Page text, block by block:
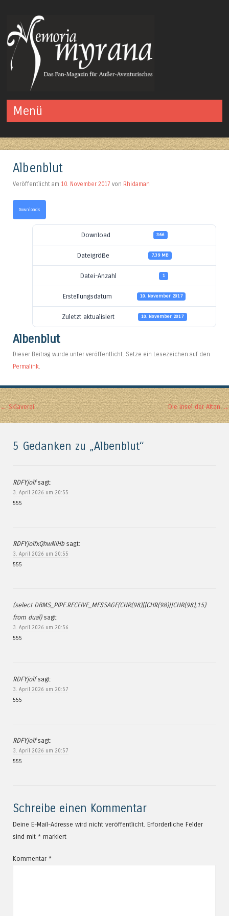
Menü
Albenblut
Veröffentlicht am 10. November 2017 von Rhidaman
Downloads
Download 366
Dateigröße 7.39 MB
Datei-Anzahl 1
Erstellungsdatum 10. November 2017
Zuletzt aktualisiert 10. November 2017
Albenblut
Dieser Beitrag wurde unter veröffentlicht. Setze ein Lesezeichen auf den
Permalink.
Artikel-Navigation
←Sklaverei Die Insel der Alten→
5 Gedanken zu „Albenblut“
RDFYjolf sagt:
3. April 2026 um 20:55
555
RDFYjolfxQhwNiHb sagt:
3. April 2026 um 20:55
555
(select DBMS_PIPE.RECEIVE_MESSAGE(CHR(98)||CHR(98)||CHR(98),15)
from dual) sagt:
3. April 2026 um 20:56
555
RDFYjolf sagt:
3. April 2026 um 20:57
555
RDFYjolf sagt:
3. April 2026 um 20:57
555
Schreibe einen Kommentar
Deine E-Mail-Adresse wird nicht veröffentlicht. Erforderliche Felder
sind mit * markiert
Kommentar *